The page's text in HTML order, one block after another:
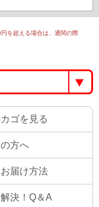
を超える場合は、通関の際
ゴを見る
方へ
届け方法
決！Q＆A